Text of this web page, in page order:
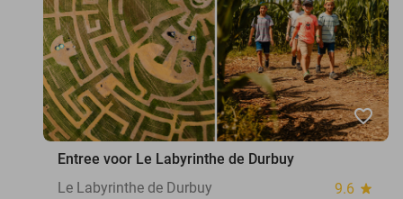
favorite_border
Entree voor Le Labyrinthe de Durbuy
Le Labyrinthe de Durbuy
9.6 star